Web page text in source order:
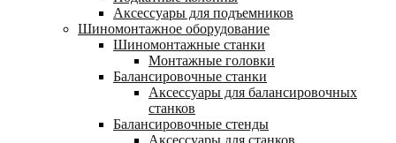
Аксессуары для подъемников
Шиномонтажное оборудование
Шиномонтажные станки
Монтажные головки
Балансировочные станки
Аксессуары для балансировочных
станков
Балансировочные стенды
Аксессуары для станков